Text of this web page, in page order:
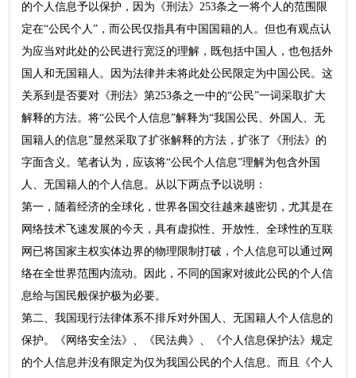
的个人信息予以保护，因为《刑法》253条之一将个人的范围限
定在“公民个人”，而公民仅指具有中国国籍的人。但也有观点认
为应当对此处的公民进行宽泛的理解，既包括中国人，也包括外
国人和无国籍人。因为法律并未将此处公民限定为中国公民。这
关系到是否要对《刑法》第253条之一中的“公民”一词采取扩大
解释的方法。将“公民个人信息”解释为“我国公民、外国人、无
国籍人的信息”显然采取了扩张解释的方法，扩张了《刑法》的
字面含义。笔者认为，应该将“公民个人信息”理解为包含外国
人、无国籍人的个人信息。从以下两点予以说明：
第一，随着经济的全球化，世界各国交往越来越密切，尤其是在
网络技术飞速发展的今天，具有虚拟性、开放性、全球性的互联
网已将国家主权实体边界的物理限制打破，个人信息可以通过网
络在全世界范围内流动。因此，不同的国家对彼此公民的个人信
息给与国民般保护极为必要。
第二、我国现行法律体系不排斥对外国人、无国籍人个人信息的
保护。《网络安全法》、《民法典》、《个人信息保护法》规定
的个人信息并没有限定为仅为我国公民的个人信息。而且《个人